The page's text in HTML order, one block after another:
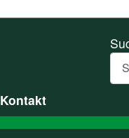
Kontakt